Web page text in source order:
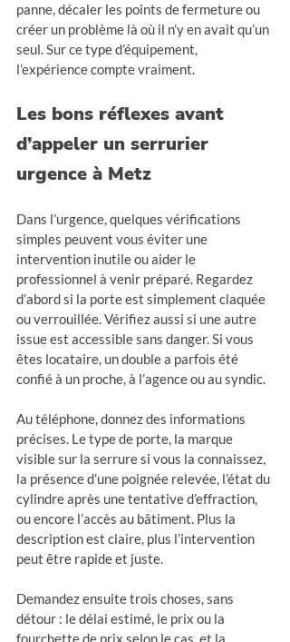
panne, décaler les points de fermeture ou
créer un problème là où il n’y en avait qu’un
seul. Sur ce type d’équipement,
l’expérience compte vraiment.
Les bons réflexes avant
d’appeler un serrurier
urgence à Metz
Dans l’urgence, quelques vérifications
simples peuvent vous éviter une
intervention inutile ou aider le
professionnel à venir préparé. Regardez
d’abord si la porte est simplement claquée
ou verrouillée. Vérifiez aussi si une autre
issue est accessible sans danger. Si vous
êtes locataire, un double a parfois été
confié à un proche, à l’agence ou au syndic.
Au téléphone, donnez des informations
précises. Le type de porte, la marque
visible sur la serrure si vous la connaissez,
la présence d’une poignée relevée, l’état du
cylindre après une tentative d’effraction,
ou encore l’accès au bâtiment. Plus la
description est claire, plus l’intervention
peut être rapide et juste.
Demandez ensuite trois choses, sans
détour : le délai estimé, le prix ou la
fourchette de prix selon le cas, et la